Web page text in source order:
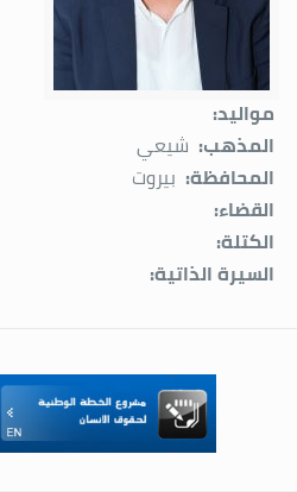
مواليد:
المذهب: شيعي
المحافظة: بيروت
القضاء:
الكتلة:
السيرة الذاتية: